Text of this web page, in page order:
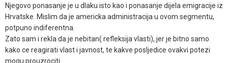
Njegovo ponasanje je u dlaku isto kao i ponasanje dijela emigracije iz
Hrvatske. Mislim da je americka administracija u ovom segmentu,
potpuno indiferentna.
Zato sam i rekla da je nebitan( refleksija vlasti), jer je bitno samo
kako ce reagirati vlast i javnost, te kakve posljedice ovakvi potezi
mogu prouzrociti.